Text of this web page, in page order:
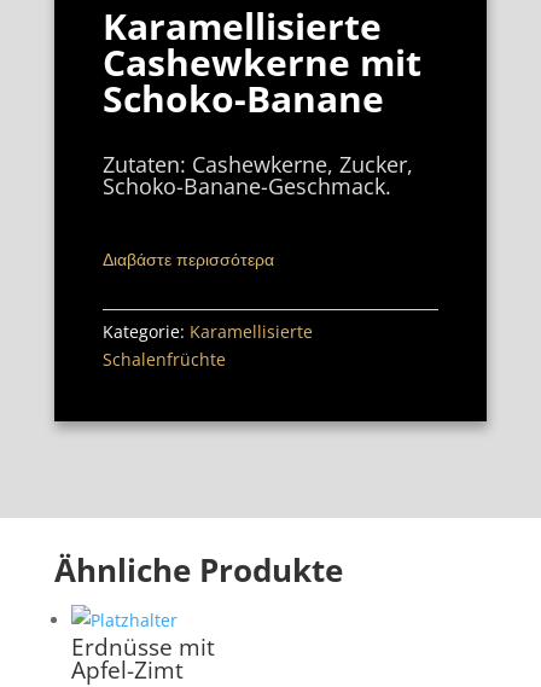
Karamellisierte
Cashewkerne mit
Schoko-Banane
Zutaten: Cashewkerne, Zucker,
Schoko-Banane-Geschmack.
Διαβάστε περισσότερα
Kategorie: Karamellisierte
Schalenfrüchte
Ähnliche Produkte
Erdnüsse mit
Apfel-Zimt